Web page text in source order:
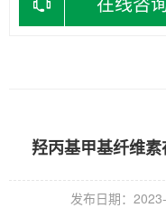
羟丙基甲基纤维
发布日期：